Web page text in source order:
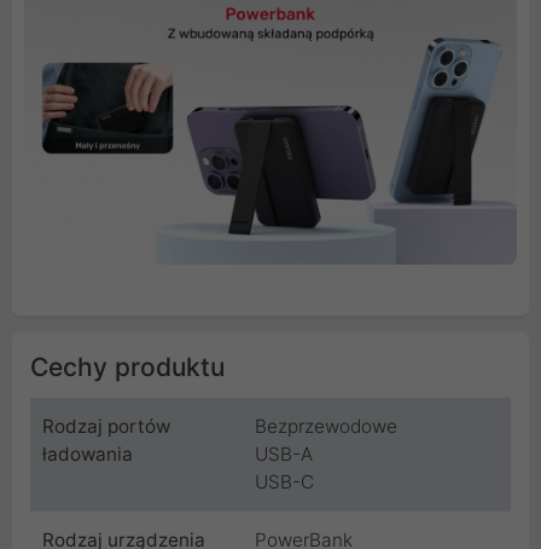
Cechy produktu
Rodzaj portów
ładowania
Bezprzewodowe
USB-A
USB-C
Rodzaj urządzenia PowerBank